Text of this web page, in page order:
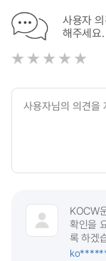
사용자
해주세요.
KOCW
확인을
록 하겠